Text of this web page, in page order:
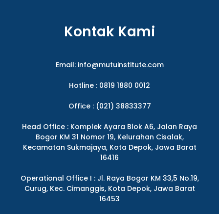
Kontak Kami
Email: info@mutuinstitute.com
Hotline : 0819 1880 0012
Office : (021) 38833377
Head Office : Komplek Ayara Blok A6, Jalan Raya
Bogor KM 31 Nomor 19, Kelurahan Cisalak,
Kecamatan Sukmajaya, Kota Depok, Jawa Barat
16416
Operational Office I : Jl. Raya Bogor KM 33,5 No.19,
Curug, Kec. Cimanggis, Kota Depok, Jawa Barat
16453